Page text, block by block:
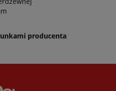
producenta